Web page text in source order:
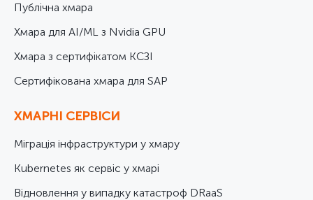
Публічна хмара
Хмара для AI/ML з Nvidia GPU
Хмара з сертифікатом КСЗІ
Cертифікована хмара для SAP
ХМАРНІ СЕРВІСИ
Міграція інфраструктури у хмару
Kubernetes як сервіс у хмарі
Відновлення у випадку катастроф DRaaS